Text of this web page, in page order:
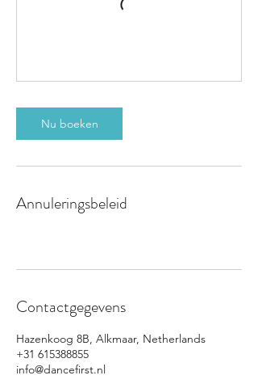
Nu boeken
Annuleringsbeleid
Contactgegevens
Hazenkoog 8B, Alkmaar, Netherlands
+31 615388855
info@dancefirst.nl